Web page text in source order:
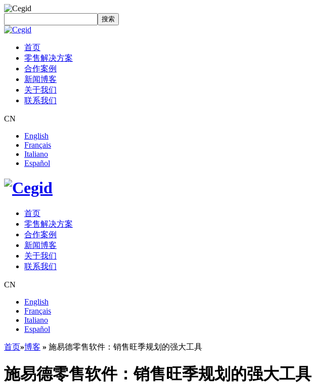
搜索
首页
零售解决方案
合作案例
新闻博客
关于我们
联系我们
CN
English
Français
Italiano
Español
首页
零售解决方案
合作案例
新闻博客
关于我们
联系我们
CN
English
Français
Italiano
Español
首页»博客 » 施易德零售软件：销售旺季规划的强大工具
施易德零售软件：销售旺季规划的强大工具